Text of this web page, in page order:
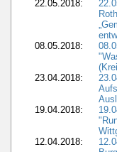
22.05.2018:
08.05.2018:
23.04.2018:
19.04.2018:
12.04.2018: